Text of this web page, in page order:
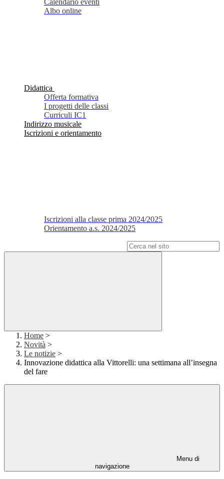
Calendario eventi
Albo online
Didattica
Offerta formativa
I progetti delle classi
Curriculi IC1
Indirizzo musicale
Iscrizioni e orientamento
Iscrizioni alla classe prima 2024/2025
Orientamento a.s. 2024/2025
Home >
Novità >
Le notizie >
Innovazione didattica alla Vittorelli: una settimana all’insegna
del fare
Menu di
navigazione